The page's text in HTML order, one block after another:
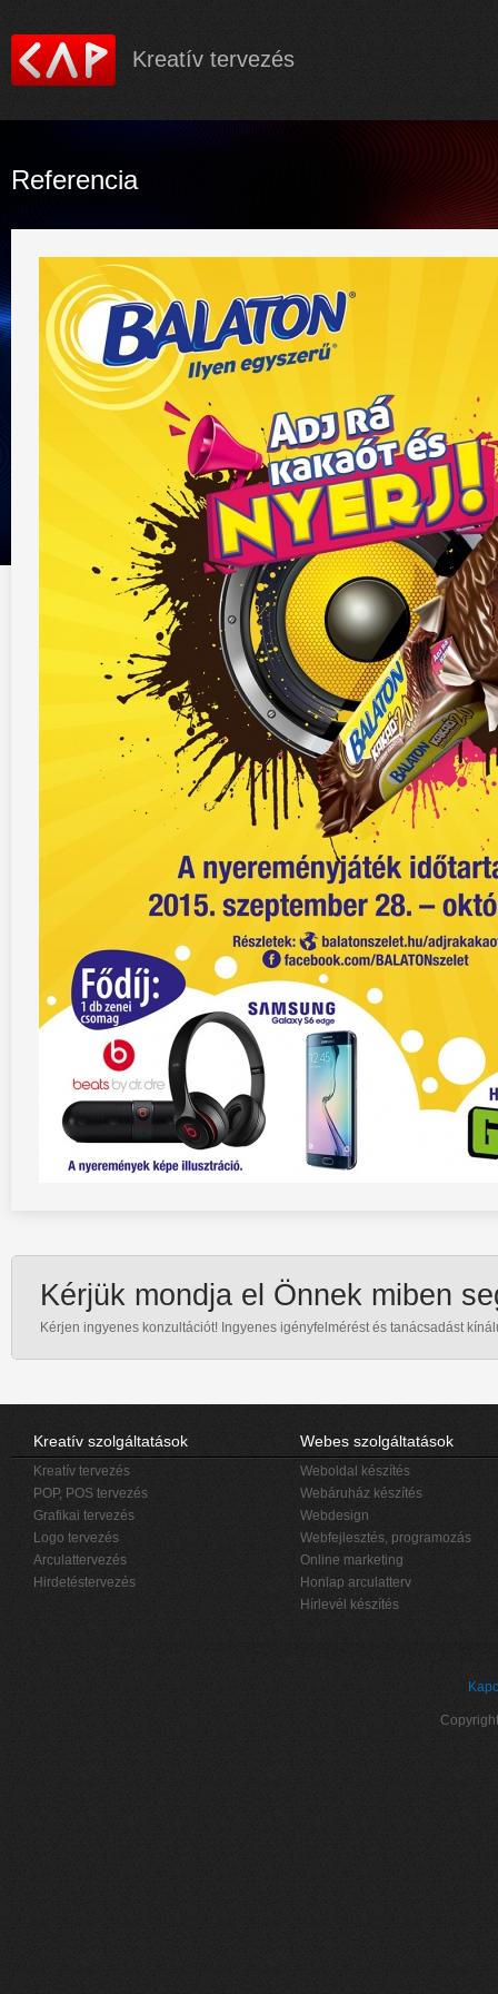
Kreatív tervezés
Referencia
Kérjük mondja el Önnek miben
Kérjen ingyenes konzultációt! Ingyenes igényfelmérést és tanácsadást
Kreatív szolgáltatások
Kreatív tervezés
POP, POS tervezés
Grafikai tervezés
Logo tervezés
Arculattervezés
Hirdetéstervezés
Webes szolgáltatások
Weboldal készítés
Webáruház készítés
Webdesign
Webfejlesztés, programozás
Online marketing
Honlap arculatterv
Hírlevél készítés